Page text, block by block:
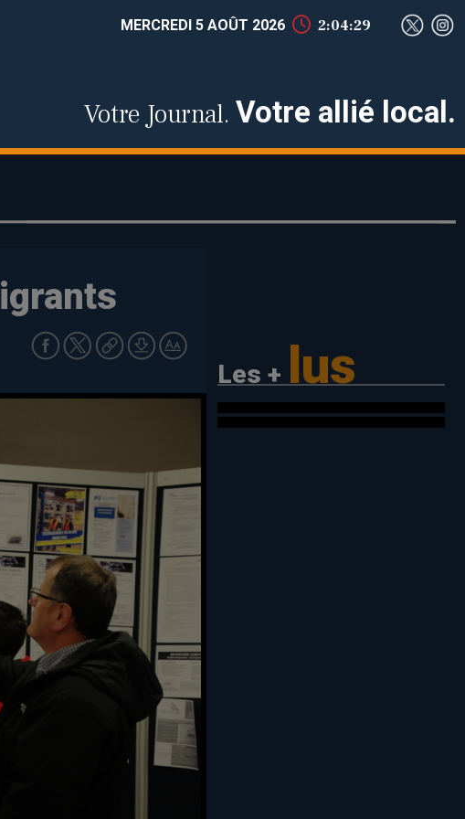
MERCREDI 5 AOÛT 2026 2:04:29
Votre Journal. Votre allié local.
Les + lus